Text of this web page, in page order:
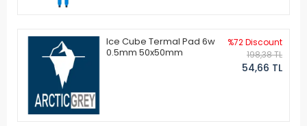
Ice Cube Termal Pad 6w
0.5mm 50x50mm
%72 Discount
198,38 TL
54,66 TL